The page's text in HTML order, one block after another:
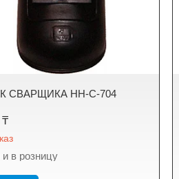
СВАРЩИКА НН-С-704
в розницу